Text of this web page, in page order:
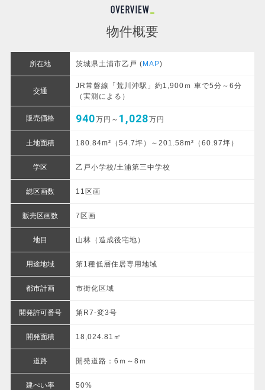
物件概要
所在地 茨城県土浦市乙戸 (MAP)
交通
JR常磐線「荒川沖駅」約1,900ｍ 車で5分～6分
（実測による）
販売価格 940万円～ 1,028万円
土地面積 180.84m²（54.7坪）～201.58m²（60.97坪）
学区 乙戸小学校/土浦第三中学校
総区画数 11区画
販売区画数 7区画
地目 山林（造成後宅地）
用途地域 第1種低層住居専用地域
都市計画 市街化区域
開発許可番号 第R7-変3号
開発面積 18,024.81㎡
道路 開発道路：6ｍ～8ｍ
建ぺい率 50%